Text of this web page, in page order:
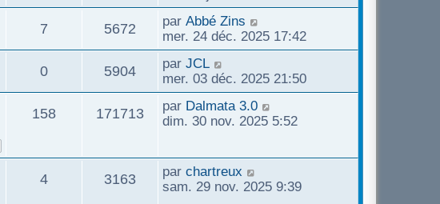
s
a
g
e
s
s
s
s
a
g
e
p
n
s
e
e
r
m
s
s
a
g
p
n
e
s
r
n
i
e
r
m
s
s
g
e
7
p
o
s
5672
e
s
D
e
r
n
i
e
r
m
s
s
a
par Abbé Zins
mer. 24 déc. 2025 17:42
0R
o
5904V
s
D
e
r
n
i
m
e
par JCL
mer. 03 déc. 2025 21:50
158R
171713V
D
e
e
r
par Dalmata 3.0
dim. 30 nov. 2025 5:52
4R
3163V
D
e
par chartreux
sam. 29 nov. 2025 9:39